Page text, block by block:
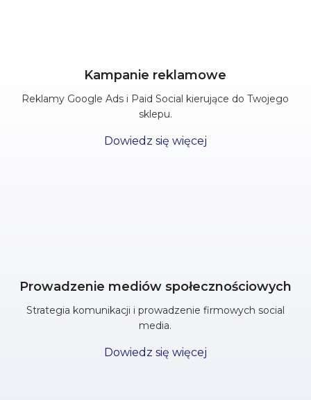
Kampanie reklamowe
Reklamy Google Ads i Paid Social kierujące do Twojego
sklepu.
Dowiedz się więcej
Prowadzenie mediów społecznościowych
Strategia komunikacji i prowadzenie firmowych social
media.
Dowiedz się więcej